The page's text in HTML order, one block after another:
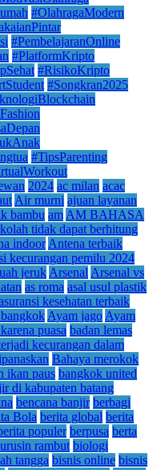
#OlahragaModern
#PembelajaranOnline
#PlatformKripto
#RisikoKripto
#Songkran2025
#TipsParenting
2024 ac milan acac
Air murni ajuan layanan
bambu am AM BAHASA
tidak dapat berhitung
indoor Antena terbaik
kecurangan pemilu 2024
jeruk Arsenal Arsenal vs
as roma asal usul plastik
kesehatan terbaik
Ayam jago Ayam
puasa badan lemas
kecurangan dalam
Bahaya merokok
ikan paus bangkok united
di kabupaten batang
bencana banjir berbagi
Bola berita global berita
populer berpusa berta
rambut biologi
tangga bisnis online bisnis